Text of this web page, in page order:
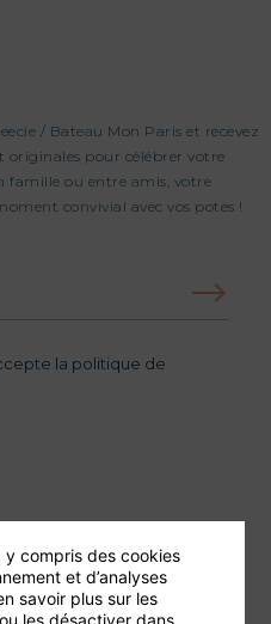
/ Bateau Mon Paris et recevez
originales pour célébrer votre
famille ou entre amis, votre
convivial avec vos potes !
la politique de
questions
y compris des cookies
et d’analyses
savoir plus sur les
les désactiver dans